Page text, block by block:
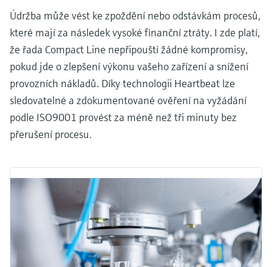
Údržba může vést ke zpoždění nebo odstávkám procesů,
které mají za následek vysoké finanční ztráty. I zde platí,
že řada Compact Line nepřipouští žádné kompromisy,
pokud jde o zlepšení výkonu vašeho zařízení a snížení
provozních nákladů. Díky technologii Heartbeat lze
sledovatelné a zdokumentované ověření na vyžádání
podle ISO9001 provést za méně než tři minuty bez
přerušení procesu.